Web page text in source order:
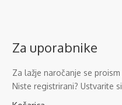
Za uporabnike
Za lažje naročanje se proism
Niste registrirani? Ustvarite si